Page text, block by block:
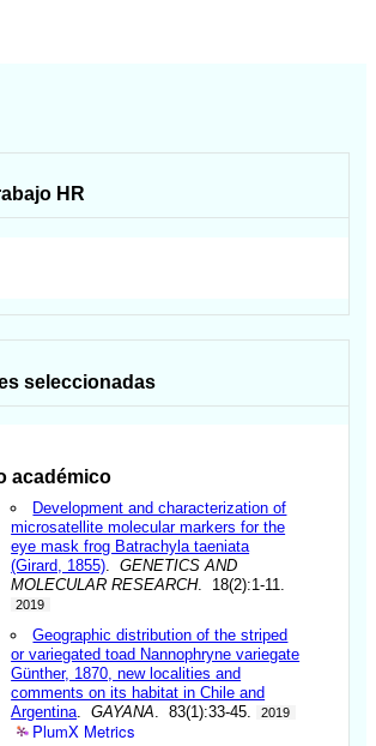
HR
seleccionadas
académico
Development and characterization of
microsatellite molecular markers for the
eye mask frog Batrachyla taeniata
(Girard, 1855) .GENETICS AND
MOLECULAR RESEARCH. 18(2):1-11.
2019
Geographic distribution of the striped
or variegated toad Nannophryne variegate
Günther, 1870, new localities and
comments on its habitat in Chile and
Argentina .GAYANA . 83(1):33-45. 2019
PlumX Metrics